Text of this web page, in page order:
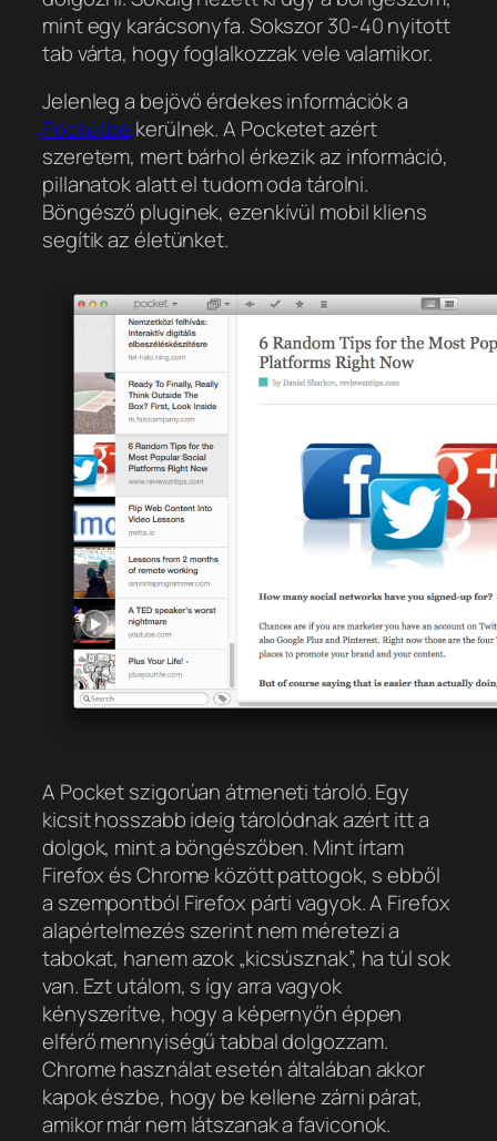
mint egy karácsonyfa. Sokszor 30-40 nyitott
tab várta, hogy foglalkozzak vele valamikor.
Jelenleg a bejövő érdekes információk a
Pocketbe kerülnek. A Pocketet azért
szeretem, mert bárhol érkezik az információ,
pillanatok alatt el tudom oda tárolni.
Böngésző pluginek, ezenkívül mobil kliens
segítik az életünket.
A Pocket szigorúan átmeneti tároló. Egy
kicsit hosszabb ideig tárolódnak azért itt a
dolgok, mint a böngészőben. Mint írtam
Firefox és Chrome között pattogok, s ebből
a szempontból Firefox párti vagyok. A Firefox
alapértelmezés szerint nem méretezi a
tabokat, hanem azok „kicsúsznak”, ha túl sok
van. Ezt utálom, s így arra vagyok
kényszerítve, hogy a képernyőn éppen
elférő mennyiségű tabbal dolgozzam.
Chrome használat esetén általában akkor
kapok észbe, hogy be kellene zárni párat,
amikor már nem látszanak a faviconok.